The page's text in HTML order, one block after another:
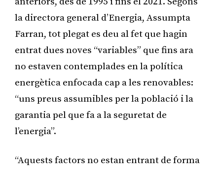
la directora general d’Energia, Assumpta
Farran, tot plegat es deu al fet que hagin
entrat dues noves “variables” que fins ara
no estaven contemplades en la política
energètica enfocada cap a les renovables:
“uns preus assumibles per la població i la
garantia pel que fa a la seguretat de
l’energia”.
“Aquests factors no estan entrant de forma